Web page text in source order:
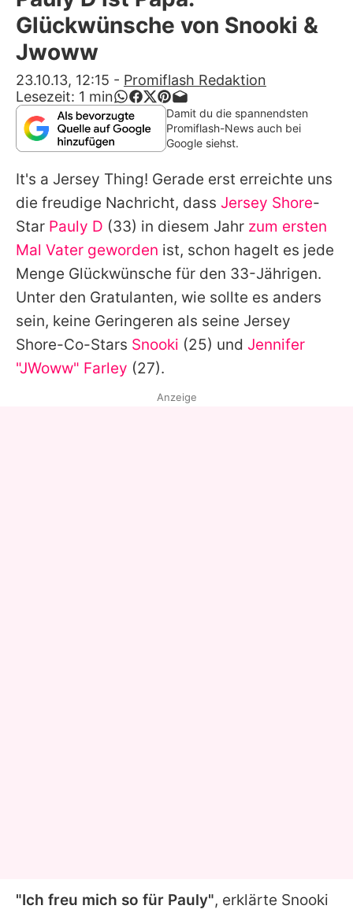
Alle Themen auf Promiflash
App runterladen
Team
Redaktionelle Richtlinien
Impressum
Datenschutzerklärung
Nutzungsbedingungen
Utiq verwalten
Glückwünsche von Snooki &
Jwoww
23.10.13, 12:15 - Promiflash Redaktion
Lesezeit: 1 min
Damit du die spannendsten
Promiflash-News auch bei
Google siehst.
It's a Jersey Thing! Gerade erst erreichte uns
die freudige Nachricht, dass Jersey Shore-
Star Pauly D (33) in diesem Jahr zum ersten
Mal Vater geworden ist, schon hagelt es jede
Menge Glückwünsche für den 33-Jährigen.
Unter den Gratulanten, wie sollte es anders
sein, keine Geringeren als seine Jersey
Shore-Co-Stars Snooki (25) und Jennifer
"JWoww" Farley (27).
"Ich freu mich so für Pauly", erklärte Snooki
Anzeige